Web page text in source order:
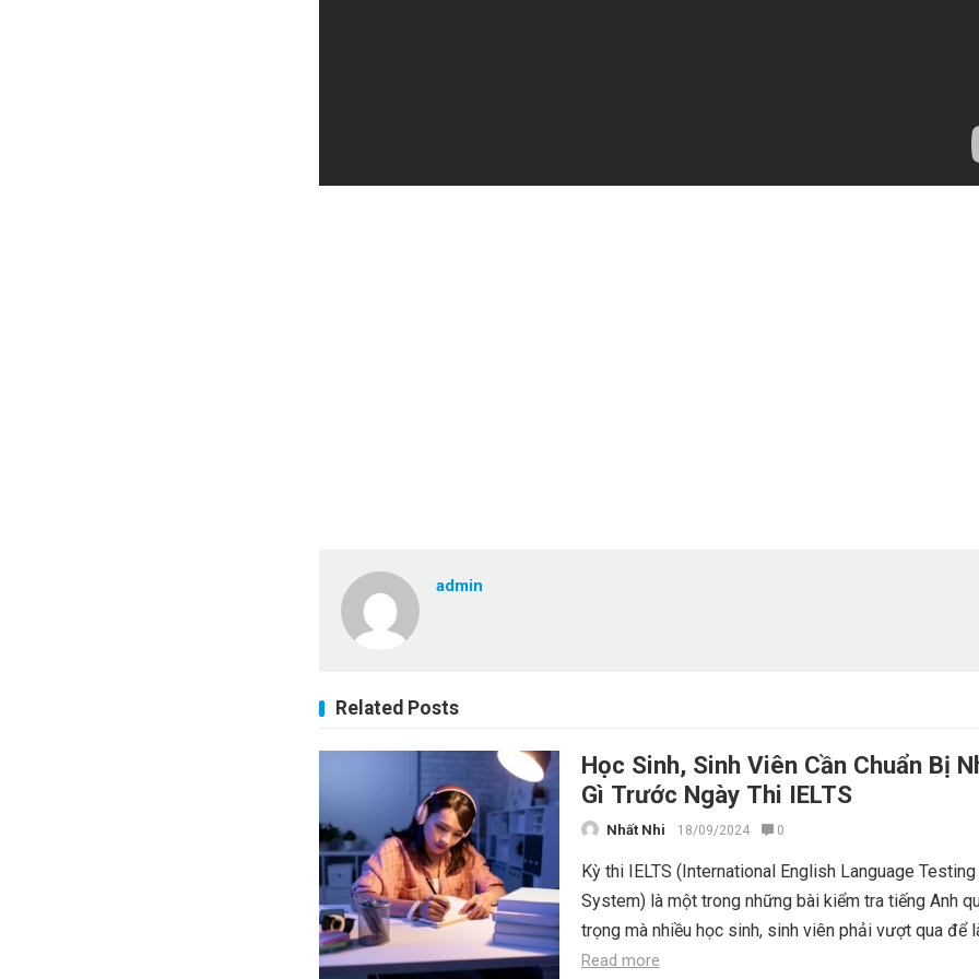
admin
Related Posts
Học Sinh, Sinh Viên Cần Chuẩn Bị
Gì Trước Ngày Thi IELTS
Nhất Nhi 18/09/2024 0
Kỳ thi IELTS (International English Language Testing
System) là một trong những bài kiểm tra tiếng Anh
trọng mà nhiều học sinh, sinh viên phải vượt qua để
Read more